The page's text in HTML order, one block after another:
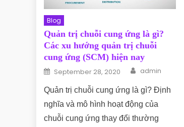
Blog
Quản trị chuỗi cung ứng là gì?
Các xu hướng quản trị chuỗi
cung ứng (SCM) hiện nay
Posted on
September 28, 2020 Author
admin
Quản trị chuỗi cung ứng là gì? Định
nghĩa và mô hình hoạt động của
chuỗi cung ứng thay đổi thường